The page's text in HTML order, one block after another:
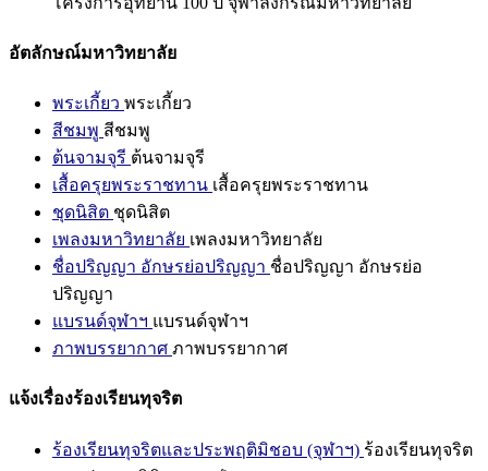
อัตลักษณ์มหาวิทยาลัย
พระเกี้ยว พระเกี้ยว
สีชมพู สีชมพู
ต้นจามจุรี ต้นจามจุรี
เสื้อครุยพระราชทาน เสื้อครุยพระราชทาน
ชุดนิสิต ชุดนิสิต
เพลงมหาวิทยาลัย เพลงมหาวิทยาลัย
ชื่อปริญญา อักษรย่อปริญญา ชื่อปริญญา อักษรย่อ
ปริญญา
แบรนด์จุฬาฯ แบรนด์จุฬาฯ
ภาพบรรยากาศ ภาพบรรยากาศ
แจ้งเรื่องร้องเรียนทุจริต
ร้องเรียนทุจริตและประพฤติมิชอบ (จุฬาฯ) ร้องเรียนทุจริต